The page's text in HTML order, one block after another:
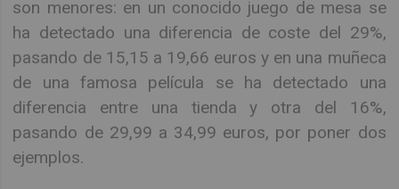
son menores: en un conocido juego de mesa se
ha detectado una diferencia de coste del 29%,
pasando de 15,15 a 19,66 euros y en una muñeca
de una famosa película se ha detectado una
diferencia entre una tienda y otra del 16%,
pasando de 29,99 a 34,99 euros, por poner dos
ejemplos.